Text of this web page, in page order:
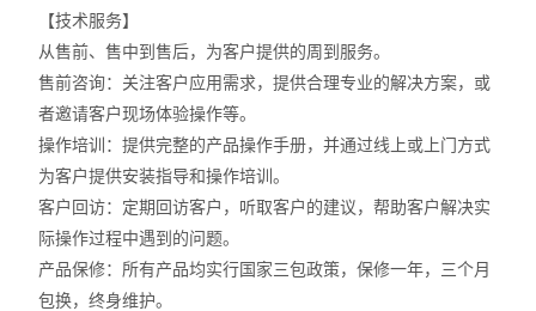
【技术服务】
从售前、售中到售后，为客户提供的周到服务。
售前咨询：关注客户应用需求，提供合理专业的解决方案，或
者邀请客户现场体验操作等。
操作培训：提供完整的产品操作手册，并通过线上或上门方式
为客户提供安装指导和操作培训。
客户回访：定期回访客户，听取客户的建议，帮助客户解决实
际操作过程中遇到的问题。
产品保修：所有产品均实行国家三包政策，保修一年，三个月
包换，终身维护。